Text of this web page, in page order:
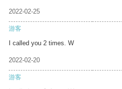
2022-02-25
游客
I called you 2 times. W
2022-02-20
游客